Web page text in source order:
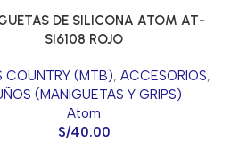
DE SILICONA ATOM AT-
SI6108 ROJO
COUNTRY (MTB), ACCESORIOS,
(MANIGUETAS Y GRIPS)
Atom
S/40.00